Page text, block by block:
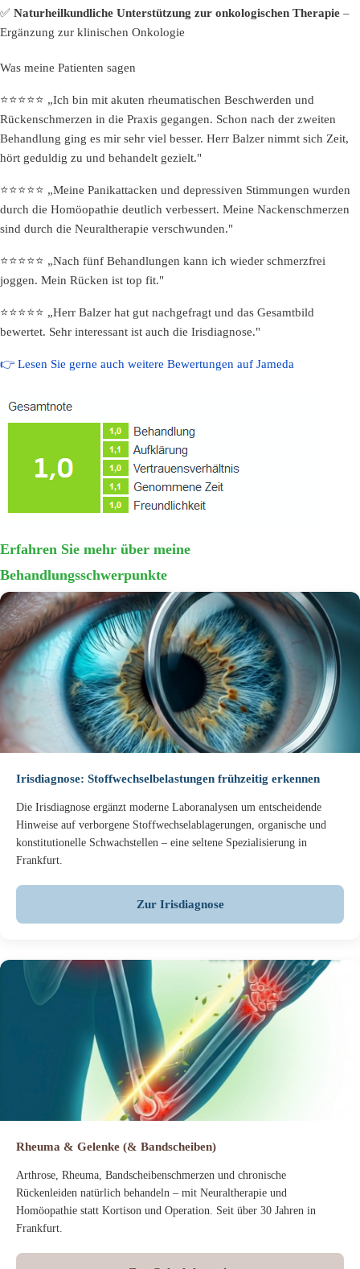
✅ Naturheilkundliche Unterstützung zur onkologischen Therapie –
Ergänzung zur klinischen Onkologie
Was meine Patienten sagen
⭐⭐⭐⭐⭐ „Ich bin mit akuten rheumatischen Beschwerden und
Rückenschmerzen in die Praxis gegangen. Schon nach der zweiten
Behandlung ging es mir sehr viel besser. Herr Balzer nimmt sich Zeit,
hört geduldig zu und behandelt gezielt."
⭐⭐⭐⭐⭐ „Meine Panikattacken und depressiven Stimmungen wurden
durch die Homöopathie deutlich verbessert. Meine Nackenschmerzen
sind durch die Neuraltherapie verschwunden."
⭐⭐⭐⭐⭐ „Nach fünf Behandlungen kann ich wieder schmerzfrei
joggen. Mein Rücken ist top fit."
⭐⭐⭐⭐⭐ „Herr Balzer hat gut nachgefragt und das Gesamtbild
bewertet. Sehr interessant ist auch die Irisdiagnose."
👉 Lesen Sie gerne auch weitere Bewertungen auf Jameda
Erfahren Sie mehr über meine
Behandlungsschwerpunkte
Irisdiagnose: Stoffwechselbelastungen frühzeitig erkennen
Die Irisdiagnose ergänzt moderne Laboranalysen um entscheidende
Hinweise auf verborgene Stoffwechselablagerungen, organische und
konstitutionelle Schwachstellen – eine seltene Spezialisierung in
Frankfurt.
Zur Irisdiagnose
Rheuma & Gelenke (& Bandscheiben)
Arthrose, Rheuma, Bandscheibenschmerzen und chronische
Rückenleiden natürlich behandeln – mit Neuraltherapie und
Homöopathie statt Kortison und Operation. Seit über 30 Jahren in
Frankfurt.